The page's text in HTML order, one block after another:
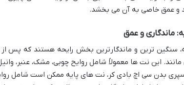
و عمق خاصی به آن می بخشد.
ماندگاری و عمق
سنگین ترین و ماندگارترین بخش رایحه هستند که پس
این نت ها معمولاً شامل روایح چوبی، مشک، عنبر،
بدن سی اچ بادی کر، نت های پایه ممکن است شامل